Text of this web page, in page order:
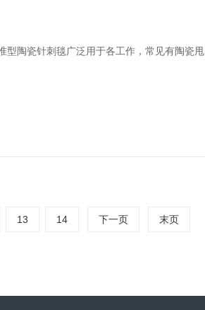
型陶瓷针刺毯广泛用于各工作，常见有陶瓷甩
13 14 下一页 末页